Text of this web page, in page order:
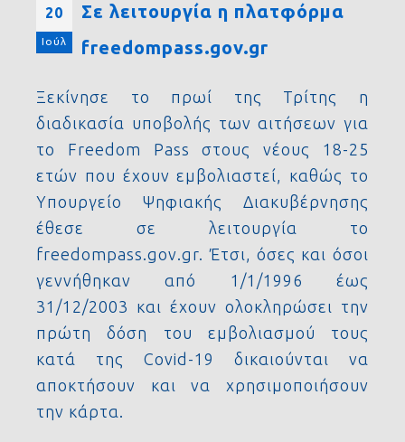
20
Ιούλ
Σε λειτουργία η πλατφόρμα
freedompass.gov.gr
Ξεκίνησε το πρωί της Τρίτης η
διαδικασία υποβολής των αιτήσεων για
το Freedom Pass στους νέους 18-25
ετών που έχουν εμβολιαστεί, καθώς το
Υπουργείο Ψηφιακής Διακυβέρνησης
έθεσε σε λειτουργία το
freedompass.gov.gr. Έτσι, όσες και όσοι
γεννήθηκαν από 1/1/1996 έως
31/12/2003 και έχουν ολοκληρώσει την
πρώτη δόση του εμβολιασμού τους
κατά της Covid-19 δικαιούνται να
αποκτήσουν και να χρησιμοποιήσουν
την κάρτα.